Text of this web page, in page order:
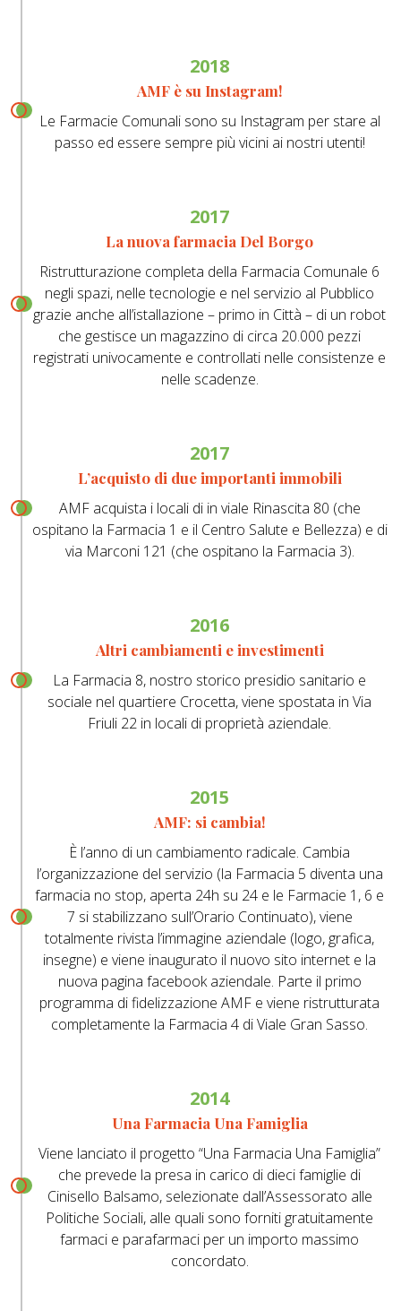
2018
AMF è su Instagram!
Le Farmacie Comunali sono su Instagram per stare al
passo ed essere sempre più vicini ai nostri utenti!
2017
La nuova farmacia Del Borgo
Ristrutturazione completa della Farmacia Comunale 6
negli spazi, nelle tecnologie e nel servizio al Pubblico
grazie anche all’istallazione – primo in Città – di un robot
che gestisce un magazzino di circa 20.000 pezzi
registrati univocamente e controllati nelle consistenze e
nelle scadenze.
2017
L’acquisto di due importanti immobili
AMF acquista i locali di in viale Rinascita 80 (che
ospitano la Farmacia 1 e il Centro Salute e Bellezza) e di
via Marconi 121 (che ospitano la Farmacia 3).
2016
Altri cambiamenti e investimenti
La Farmacia 8, nostro storico presidio sanitario e
sociale nel quartiere Crocetta, viene spostata in Via
Friuli 22 in locali di proprietà aziendale.
2015
AMF: si cambia!
È l’anno di un cambiamento radicale. Cambia
l’organizzazione del servizio (la Farmacia 5 diventa una
farmacia no stop, aperta 24h su 24 e le Farmacie 1, 6 e
7 si stabilizzano sull’Orario Continuato), viene
totalmente rivista l’immagine aziendale (logo, grafica,
insegne) e viene inaugurato il nuovo sito internet e la
nuova pagina facebook aziendale. Parte il primo
programma di fidelizzazione AMF e viene ristrutturata
completamente la Farmacia 4 di Viale Gran Sasso.
2014
Una Farmacia Una Famiglia
Viene lanciato il progetto “Una Farmacia Una Famiglia”
che prevede la presa in carico di dieci famiglie di
Cinisello Balsamo, selezionate dall’Assessorato alle
Politiche Sociali, alle quali sono forniti gratuitamente
farmaci e parafarmaci per un importo massimo
concordato.